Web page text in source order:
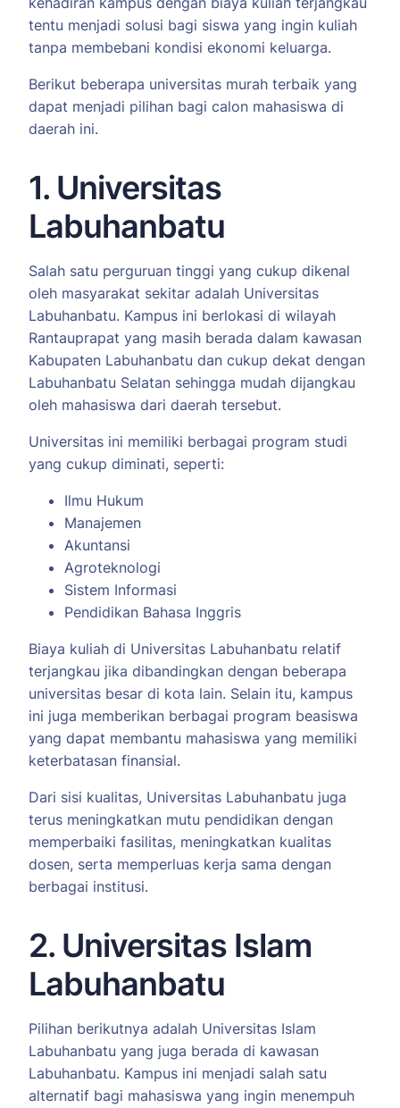
tentu menjadi solusi bagi siswa yang ingin kuliah
tanpa membebani kondisi ekonomi keluarga.
Berikut beberapa universitas murah terbaik yang
dapat menjadi pilihan bagi calon mahasiswa di
daerah ini.
1. Universitas
Labuhanbatu
Salah satu perguruan tinggi yang cukup dikenal
oleh masyarakat sekitar adalah Universitas
Labuhanbatu. Kampus ini berlokasi di wilayah
Rantauprapat yang masih berada dalam kawasan
Kabupaten Labuhanbatu dan cukup dekat dengan
Labuhanbatu Selatan sehingga mudah dijangkau
oleh mahasiswa dari daerah tersebut.
Universitas ini memiliki berbagai program studi
yang cukup diminati, seperti:
Ilmu Hukum
Manajemen
Akuntansi
Agroteknologi
Sistem Informasi
Pendidikan Bahasa Inggris
Biaya kuliah di Universitas Labuhanbatu relatif
terjangkau jika dibandingkan dengan beberapa
universitas besar di kota lain. Selain itu, kampus
ini juga memberikan berbagai program beasiswa
yang dapat membantu mahasiswa yang memiliki
keterbatasan finansial.
Dari sisi kualitas, Universitas Labuhanbatu juga
terus meningkatkan mutu pendidikan dengan
memperbaiki fasilitas, meningkatkan kualitas
dosen, serta memperluas kerja sama dengan
berbagai institusi.
2. Universitas Islam
Labuhanbatu
Pilihan berikutnya adalah Universitas Islam
Labuhanbatu yang juga berada di kawasan
Labuhanbatu. Kampus ini menjadi salah satu
alternatif bagi mahasiswa yang ingin menempuh